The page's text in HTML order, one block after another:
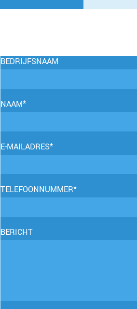
BEDRIJFSNAAM
NAAM*
E-MAILADRES*
TELEFOONNUMMER*
BERICHT